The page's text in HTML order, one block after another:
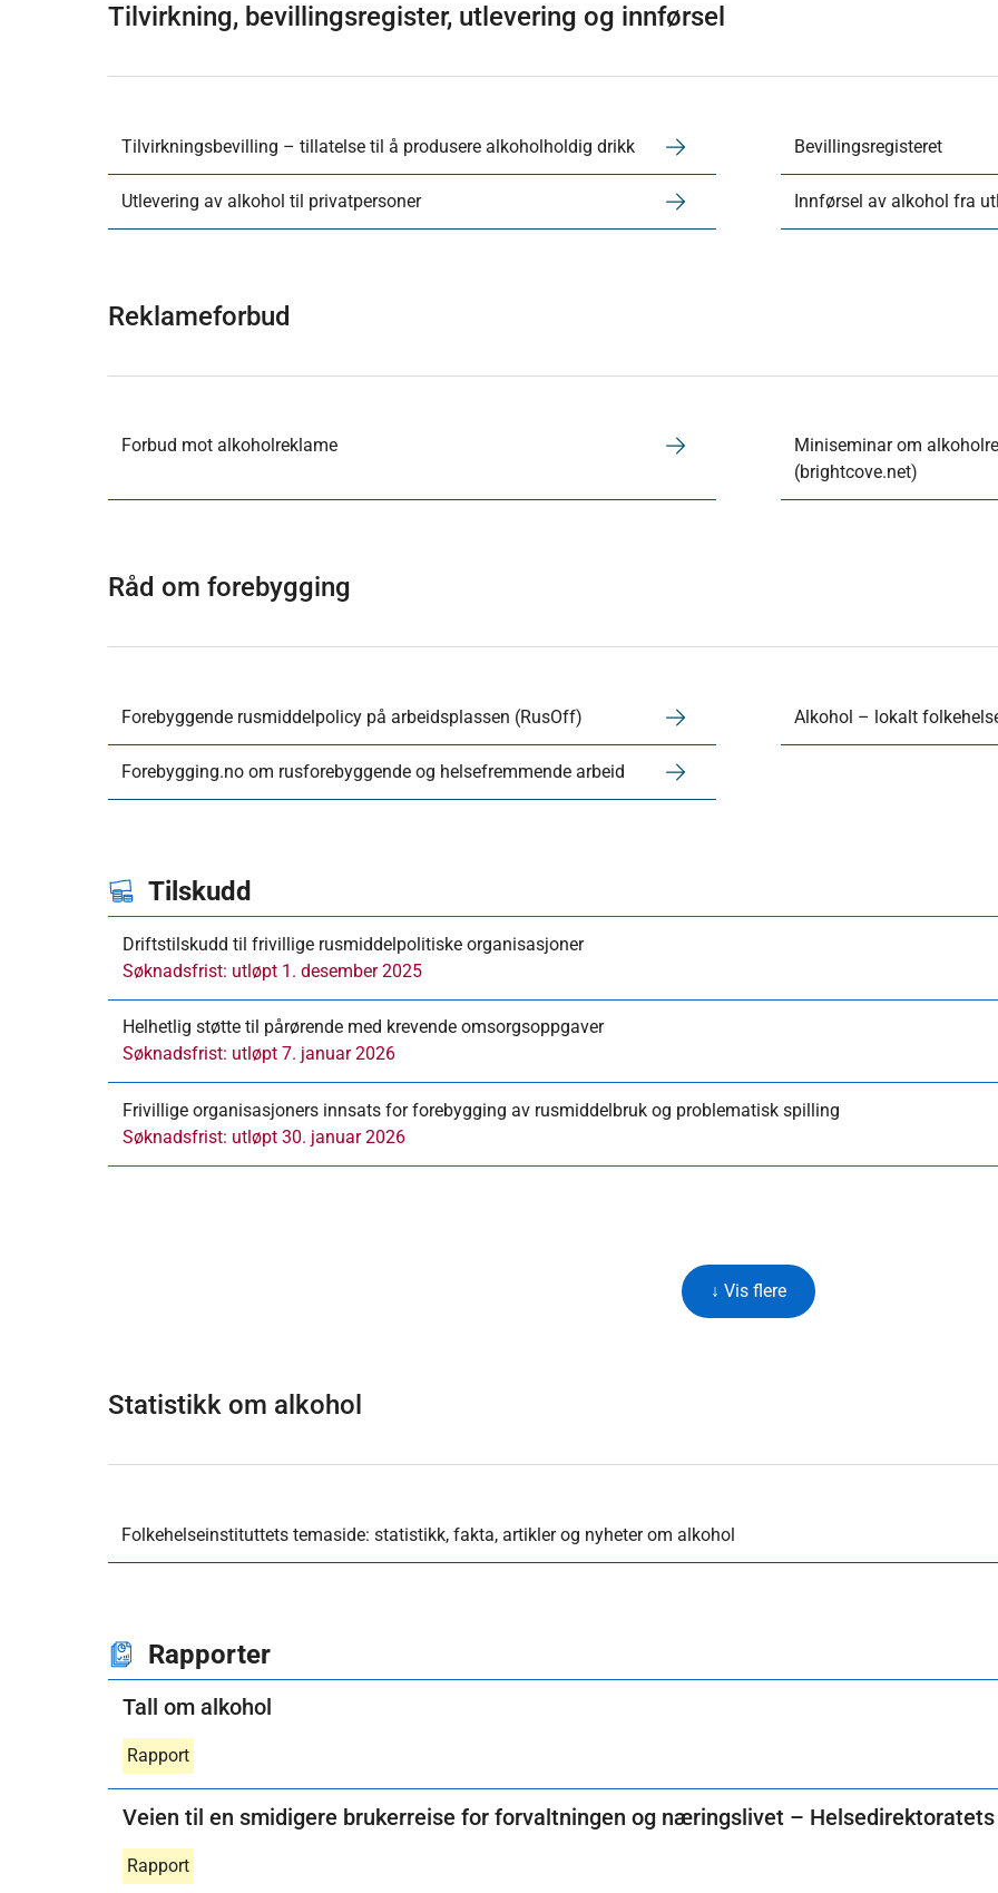
Tilvirkning, bevillingsregister, utlevering og innførsel
Tilvirkningsbevilling – tillatelse til å produsere alkoholholdig drikk Bevillingsregisteret
Utlevering av alkohol til privatpersoner Innførsel av alkohol fra
Reklameforbud
Forbud mot alkoholreklame
Miniseminar om
(brightcove.net)
Råd om forebygging
Forebyggende rusmiddelpolicy på arbeidsplassen (RusOff) Alkohol – lokalt
Forebygging.no om rusforebyggende og helsefremmende arbeid
Tilskudd
Driftstilskudd til frivillige rusmiddelpolitiske organisasjoner
Søknadsfrist: utløpt 1. desember 2025
Helhetlig støtte til pårørende med krevende omsorgsoppgaver
Søknadsfrist: utløpt 7. januar 2026
Frivillige organisasjoners innsats for forebygging av rusmiddelbruk og problematisk spilling
Søknadsfrist: utløpt 30. januar 2026
↓ Vis flere
Statistikk om alkohol
Folkehelseinstituttets temaside: statistikk, fakta, artikler og nyheter om alkohol
Rapporter
Tall om alkohol
Rapport
Veien til en smidigere brukerreise for forvaltningen og næringslivet –
Rapport